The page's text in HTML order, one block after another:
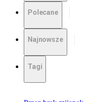
Polecane
Najnowsze
Tagi